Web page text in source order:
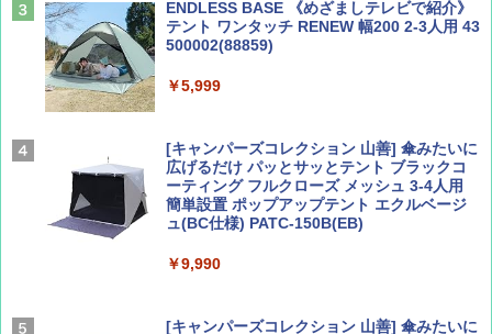
AIRLINE（エアライン）2026年9月号【特
集】ボーイング110周年を祝して！
￥1,760
A26 地球の歩き方 チェコ ポーランド スロヴ
ァキア 2026～2027 地球の歩き方A ヨーロッ
ENDLESS BASE 《めざましテレビで紹介》
テント ワンタッチ RENEW 幅200 2-3人用 43
500002(88859)
￥5,999
[キャンパーズコレクション 山善] 傘みたいに
広げるだけ パッとサッとテント ブラックコ
ーティング フルクローズ メッシュ 3-4人用
簡単設置 ポップアップテント エクルベージ
ュ(BC仕様) PATC-150B(EB)
￥9,990
[キャンパーズコレクション 山善] 傘みたいに